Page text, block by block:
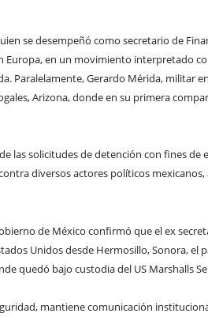
se desempeñó como secretario de
Europa, en un movimiento interpretado
Paralelamente, Gerardo Mérida, militar
Arizona, donde en su primera
las solicitudes de detención con fines de
diversos actores políticos mexicanos,
de México confirmó que el ex
Unidos desde Hermosillo, Sonora, el
quedó bajo custodia del US Marshalls
mantiene comunicación